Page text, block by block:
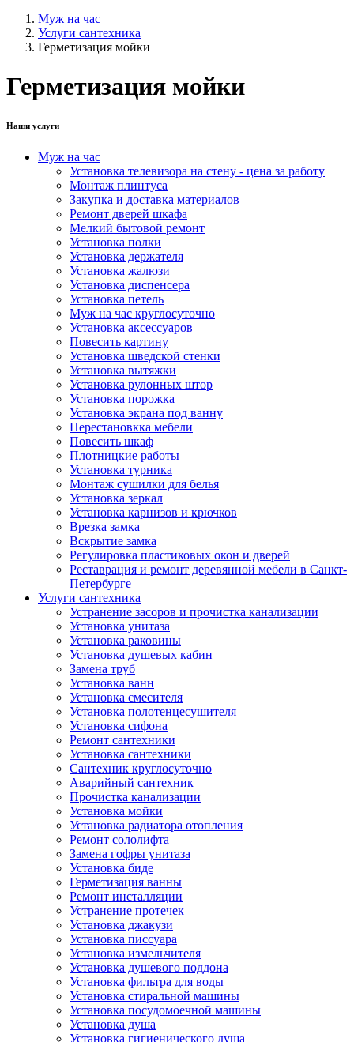
Муж на час
Услуги сантехника
Герметизация мойки
Герметизация мойки
Наши услуги
Муж на час
Установка телевизора на стену - цена за работу
Монтаж плинтуса
Закупка и доставка материалов
Ремонт дверей шкафа
Мелкий бытовой ремонт
Установка полки
Установка держателя
Установка жалюзи
Установка диспенсера
Установка петель
Муж на час круглосуточно
Установка аксессуаров
Повесить картину
Установка шведской стенки
Установка вытяжки
Установка рулонных штор
Установка порожка
Установка экрана под ванну
Перестановкка мебели
Повесить шкаф
Плотницкие работы
Установка турника
Монтаж сушилки для белья
Установка зеркал
Установка карнизов и крючков
Врезка замка
Вскрытие замка
Регулировка пластиковых окон и дверей
Реставрация и ремонт деревянной мебели в Санкт-
Петербурге
Услуги сантехника
Устранение засоров и прочистка канализации
Установка унитаза
Установка раковины
Установка душевых кабин
Замена труб
Установка ванн
Установка смесителя
Установка полотенцесушителя
Установка сифона
Ремонт сантехники
Установка сантехники
Сантехник круглосуточно
Аварийный сантехник
Прочистка канализации
Установка мойки
Установка радиатора отопления
Ремонт сололифта
Замена гофры унитаза
Установка биде
Герметизация ванны
Ремонт инсталляции
Устранение протечек
Установка джакузи
Установка писсуара
Установка измельчителя
Установка душевого поддона
Установка фильтра для воды
Установка стиральной машины
Установка посудомоечной машины
Установка душа
Установка гигиенического душа